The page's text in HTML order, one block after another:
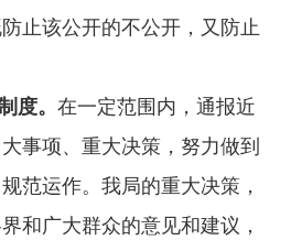
止该公开的不公开，又防止
度。 在一定范围内，通报近
事项、重大决策，努力做到
范运作。我局的重大决策，
和广大群众的意见和建议，